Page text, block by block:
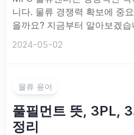
니다. 물류 경쟁력 확보에 중
을까요? 지금부터 알아보겠습
2024-05-02
물류 용어
풀필먼트 뜻, 3PL,
정리